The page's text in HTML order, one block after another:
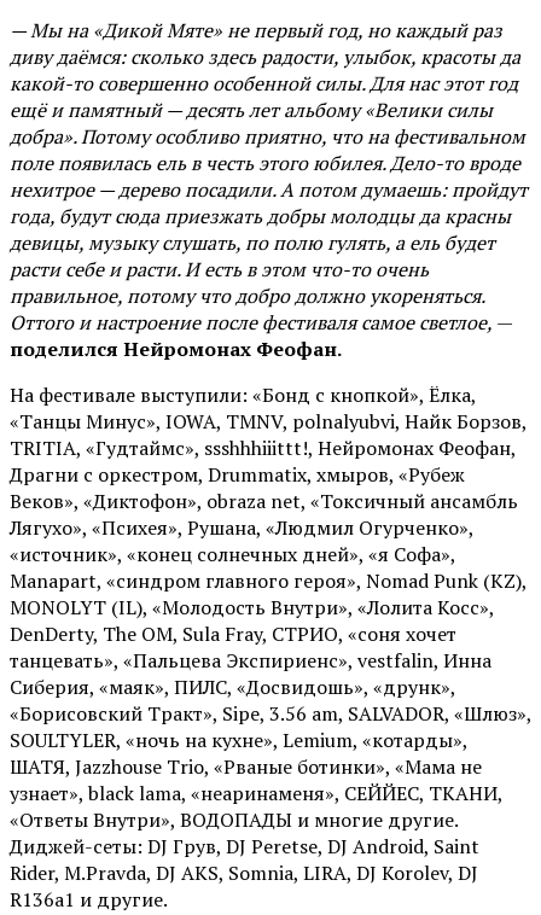
— Мы на «Дикой Мяте» не первый год, но каждый раз
диву даёмся: сколько здесь радости, улыбок, красоты да
какой-то совершенно особенной силы. Для нас этот год
ещё и памятный — десять лет альбому «Велики силы
добра». Потому особливо приятно, что на фестивальном
поле появилась ель в честь этого юбилея. Дело-то вроде
нехитрое — дерево посадили. А потом думаешь: пройдут
года, будут сюда приезжать добры молодцы да красны
девицы, музыку слушать, по полю гулять, а ель будет
расти себе и расти. И есть в этом что-то очень
правильное, потому что добро должно укореняться.
Оттого и настроение после фестиваля самое светлое, —
поделился Нейромонах Феофан.
На фестивале выступили: «Бонд с кнопкой», Ёлка,
«Танцы Минус», IOWA, TMNV, polnalyubvi, Найк Борзов,
TRITIA, «Гудтаймс», ssshhhiiittt!, Нейромонах Феофан,
Драгни с оркестром, Drummatix, хмыров, «Рубеж
Веков», «Диктофон», obraza net, «Токсичный ансамбль
Лягухо», «Психея», Рушана, «Людмил Огурченко»,
«источник», «конец солнечных дней», «я Софа»,
Manapart, «синдром главного героя», Nomad Punk (KZ),
MONOLYT (IL), «Молодость Внутри», «Лолита Косс»,
DenDerty, The OM, Sula Fray, СТРИО, «соня хочет
танцевать», «Пальцева Экспириенс», vestfalin, Инна
Сиберия, «маяк», ПИЛС, «Досвидошь», «друнк»,
«Борисовский Тракт», Sipe, 3.56 am, SALVADOR, «Шлюз»,
SOULTYLER, «ночь на кухне», Lemium, «котарды»,
ШАТЯ, Jazzhouse Trio, «Рваные ботинки», «Мама не
узнает», black lama, «неаринаменя», СЕЙЙЕС, ТКАНИ,
«Ответы Внутри», ВОДОПАДЫ и многие другие.
Диджей-сеты: DJ Грув, DJ Peretse, DJ Android, Saint
Rider, М.Pravda, DJ AKS, Somnia, LIRA, DJ Korolev, DJ
R136a1 и другие.